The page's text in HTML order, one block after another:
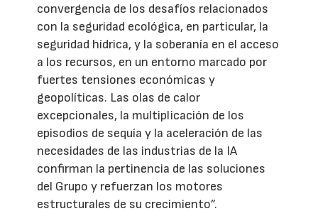
convergencia de los desafíos relacionados
con la seguridad ecológica, en particular, la
seguridad hídrica, y la soberanía en el acceso
a los recursos, en un entorno marcado por
fuertes tensiones económicas y
geopolíticas. Las olas de calor
excepcionales, la multiplicación de los
episodios de sequía y la aceleración de las
necesidades de las industrias de la IA
confirman la pertinencia de las soluciones
del Grupo y refuerzan los motores
estructurales de su crecimiento”.